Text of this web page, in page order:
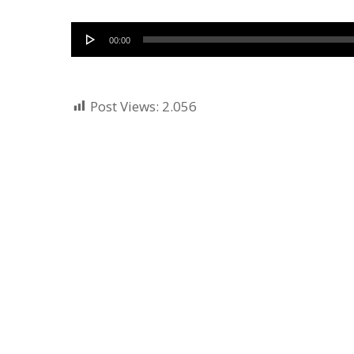
Audio
Player
00:00
Post Views: 2.056